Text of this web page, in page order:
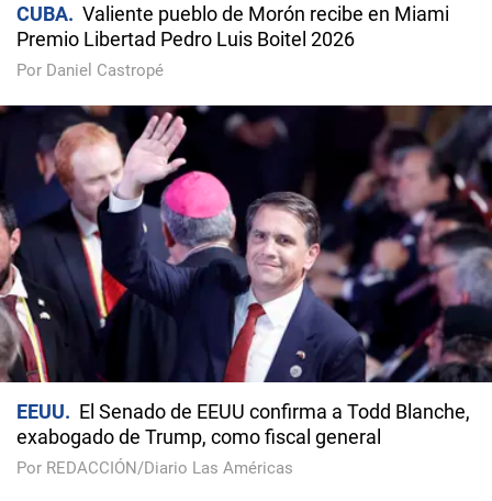
CUBA
Valiente pueblo de Morón recibe en Miami
Premio Libertad Pedro Luis Boitel 2026
Por Daniel Castropé
EEUU
El Senado de EEUU confirma a Todd Blanche,
exabogado de Trump, como fiscal general
Por REDACCIÓN/Diario Las Américas